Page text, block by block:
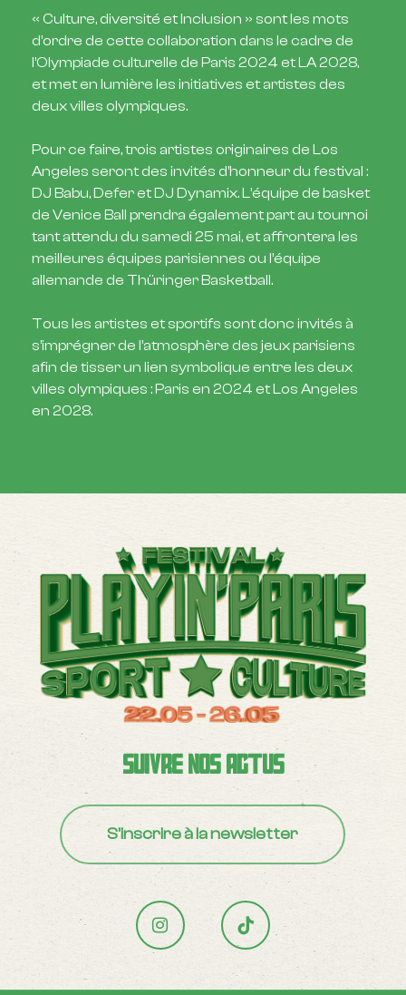
« Culture, diversité et Inclusion » sont les mots
d’ordre de cette collaboration dans le cadre de
l’Olympiade culturelle de Paris 2024 et LA 2028,
et met en lumière les initiatives et artistes des
deux villes olympiques.
Pour ce faire, trois artistes originaires de Los
Angeles seront des invités d’honneur du festival :
DJ Babu, Defer et DJ Dynamix. L’équipe de basket
de Venice Ball prendra également part au tournoi
tant attendu du samedi 25 mai, et affrontera les
meilleures équipes parisiennes ou l’équipe
allemande de Thüringer Basketball.
Tous les artistes et sportifs sont donc invités à
s’imprégner de l’atmosphère des jeux parisiens
afin de tisser un lien symbolique entre les deux
villes olympiques : Paris en 2024 et Los Angeles
en 2028.
Suivre nos actus
S'inscrire à la newsletter